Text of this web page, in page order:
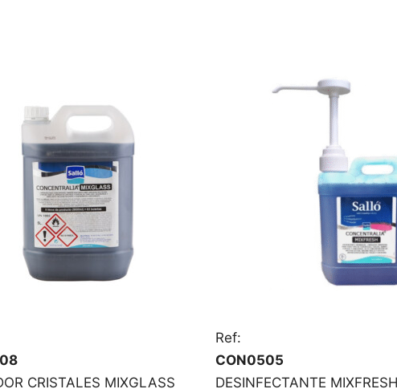
CRISTALES MIXGLASS
Ref:
CON0505
DESINFECTANTE MIXFRESH